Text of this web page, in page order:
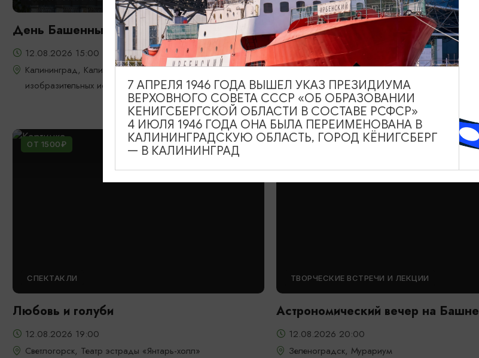
День Башенных часов
12.08.2026 15:00
Калининград, Калининградский областной музей
изобразительных искусств
Международный день фото
12.08.2026 - 19.08.2026, 10:00-19:00
Калининград, Музей янтаря
ОТ 1500₽
СПЕКТАКЛИ
Любовь и голуби
12.08.2026 19:00
Светлогорск, Театр эстрады «Янтарь-холл»
ОТ 1500₽
ТВОРЧЕСКИЕ ВСТРЕЧИ И ЛЕКЦИИ
Астрономический вечер на Башне
12.08.2026 20:00
Зеленоградск, Мурариум
7 АПРЕЛЯ 1946 ГОДА ВЫШЕЛ УКАЗ ПРЕЗИДИУМА
ВЕРХОВНОГО СОВЕТА СССР «ОБ ОБРАЗОВАНИИ
КЕНИГСБЕРГСКОЙ ОБЛАСТИ В СОСТАВЕ РСФСР»
4 ИЮЛЯ 1946 ГОДА ОНА БЫЛА ПЕРЕИМЕНОВАНА В
КАЛИНИНГРАДСКУЮ ОБЛАСТЬ, ГОРОД КЁНИГСБЕРГ
— В КАЛИНИНГРАД